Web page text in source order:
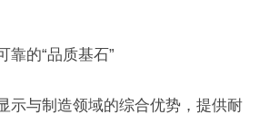
靠的“品质基石”
示与制造领域的综合优势，提供耐